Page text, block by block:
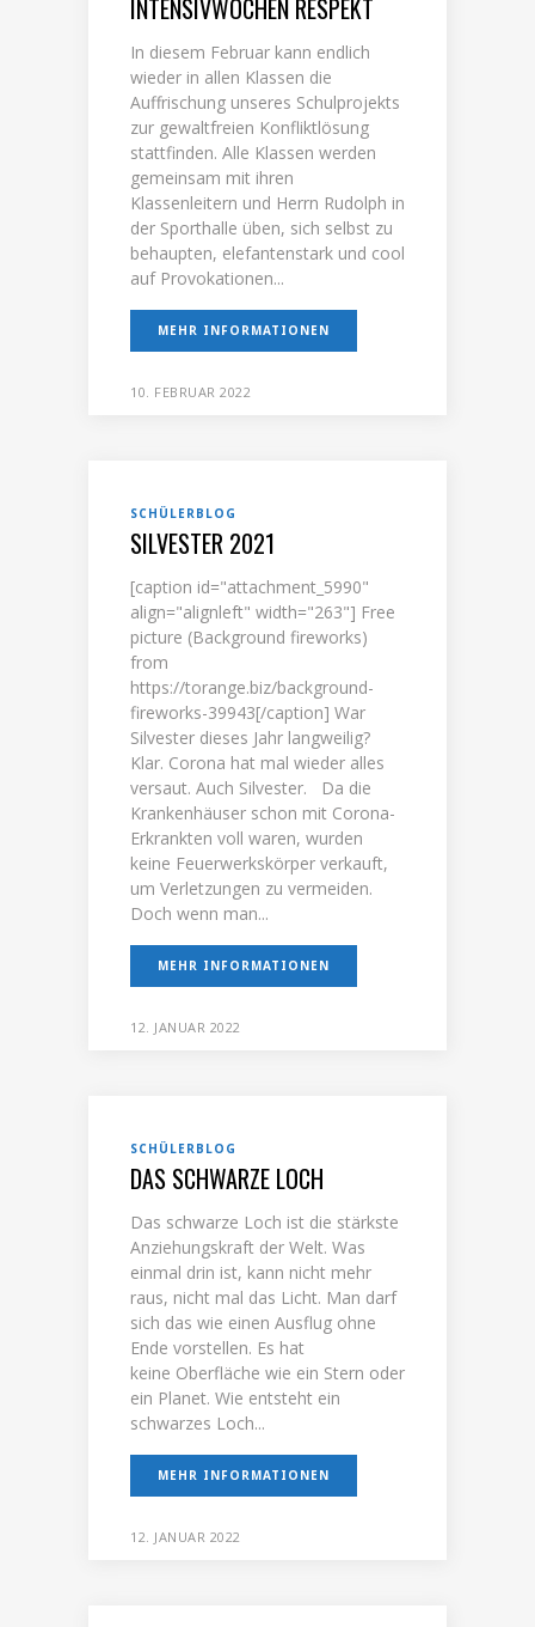
INTENSIVWOCHEN RESPEKT
In diesem Februar kann endlich
wieder in allen Klassen die
Auffrischung unseres Schulprojekts
zur gewaltfreien Konfliktlösung
stattfinden. Alle Klassen werden
gemeinsam mit ihren
Klassenleitern und Herrn Rudolph in
der Sporthalle üben, sich selbst zu
behaupten, elefantenstark und cool
auf Provokationen...
MEHR INFORMATIONEN
10. FEBRUAR 2022
SCHÜLERBLOG
SILVESTER 2021
[caption id="attachment_5990"
align="alignleft" width="263"] Free
picture (Background fireworks)
from
https://torange.biz/background-
fireworks-39943[/caption] War
Silvester dieses Jahr langweilig?
Klar. Corona hat mal wieder alles
versaut. Auch Silvester. Da die
Krankenhäuser schon mit Corona-
Erkrankten voll waren, wurden
keine Feuerwerkskörper verkauft,
um Verletzungen zu vermeiden.
Doch wenn man...
MEHR INFORMATIONEN
12. JANUAR 2022
SCHÜLERBLOG
DAS SCHWARZE LOCH
Das schwarze Loch ist die stärkste
Anziehungskraft der Welt. Was
einmal drin ist, kann nicht mehr
raus, nicht mal das Licht. Man darf
sich das wie einen Ausflug ohne
Ende vorstellen. Es hat
keine Oberfläche wie ein Stern oder
ein Planet. Wie entsteht ein
schwarzes Loch...
MEHR INFORMATIONEN
12. JANUAR 2022